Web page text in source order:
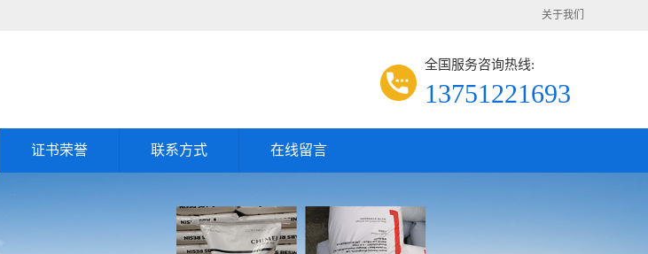
关于我们
全国服务咨询热线:
13751221693
证书荣誉 联系方式 在线留言